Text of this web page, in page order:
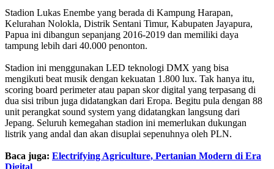
Stadion Lukas Enembe yang berada di Kampung Harapan,
Kelurahan Nolokla, Distrik Sentani Timur, Kabupaten Jayapura,
Papua ini dibangun sepanjang 2016-2019 dan memiliki daya
tampung lebih dari 40.000 penonton.
Stadion ini menggunakan LED teknologi DMX yang bisa
mengikuti beat musik dengan kekuatan 1.800 lux. Tak hanya itu,
scoring board perimeter atau papan skor digital yang terpasang di
dua sisi tribun juga didatangkan dari Eropa. Begitu pula dengan 88
unit perangkat sound system yang didatangkan langsung dari
Jepang. Seluruh kemegahan stadion ini memerlukan dukungan
listrik yang andal dan akan disuplai sepenuhnya oleh PLN.
Baca juga: Electrifying Agriculture, Pertanian Modern di Era
Digital